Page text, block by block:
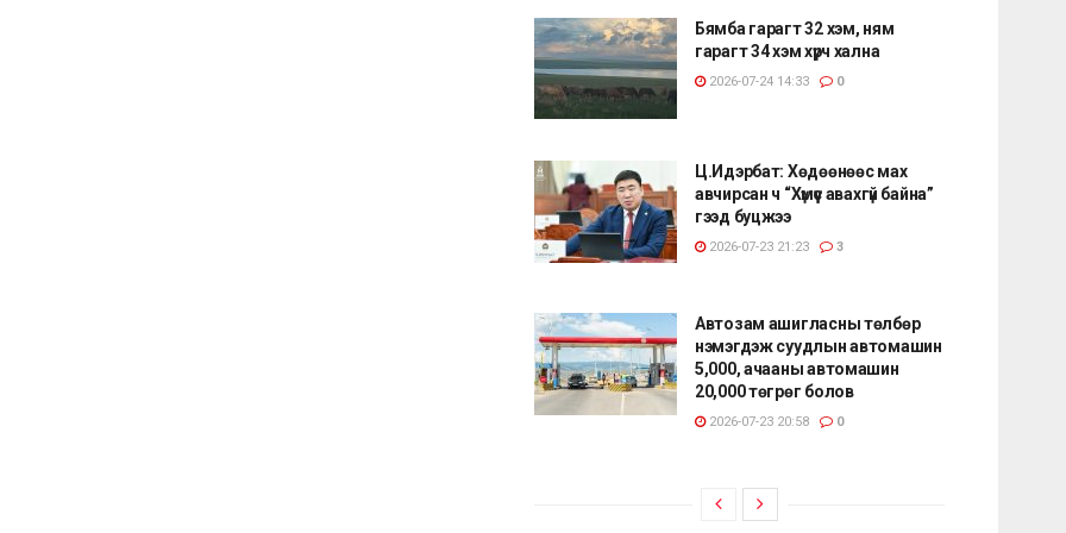
Бямба гарагт 32 хэм, ням
гарагт 34 хэм хүрч хална
2026-07-24 14:33 0
Ц.Идэрбат: Хөдөөнөөс мах
авчирсан ч “Хүмүүс авахгүй байна”
гээд буцжээ
2026-07-23 21:23 3
Автозам ашигласны төлбөр
нэмэгдэж суудлын автомашин
5,000, ачааны автомашин
20,000 төгрөг болов
2026-07-23 20:58 0